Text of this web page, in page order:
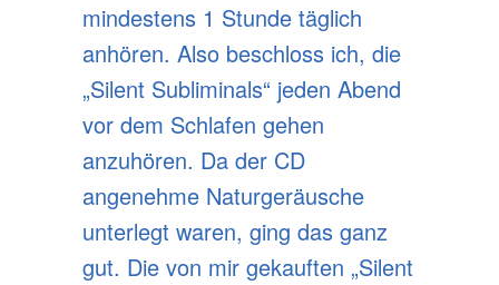
mindestens 1 Stunde täglich
anhören. Also beschloss ich, die
„Silent Subliminals“ jeden Abend
vor dem Schlafen gehen
anzuhören. Da der CD
angenehme Naturgeräusche
unterlegt waren, ging das ganz
gut. Die von mir gekauften „Silent